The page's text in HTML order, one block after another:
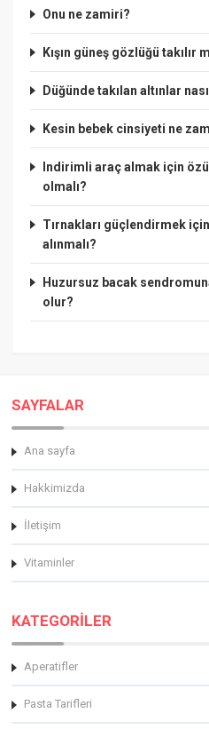
Onu ne zamiri?
Kışın güneş gözlüğü takılır
Düğünde takılan altınlar
Kesin bebek cinsiyeti ne
Indirimli araç almak için
olmalı?
Tırnakları güçlendirmek
alınmalı?
Huzursuz bacak
olur?
SAYFALAR
Ana sayfa
Hakkimizda
İletişim
Vitaminler
KATEGORİLER
Aperatifler
Pasta Tarifleri